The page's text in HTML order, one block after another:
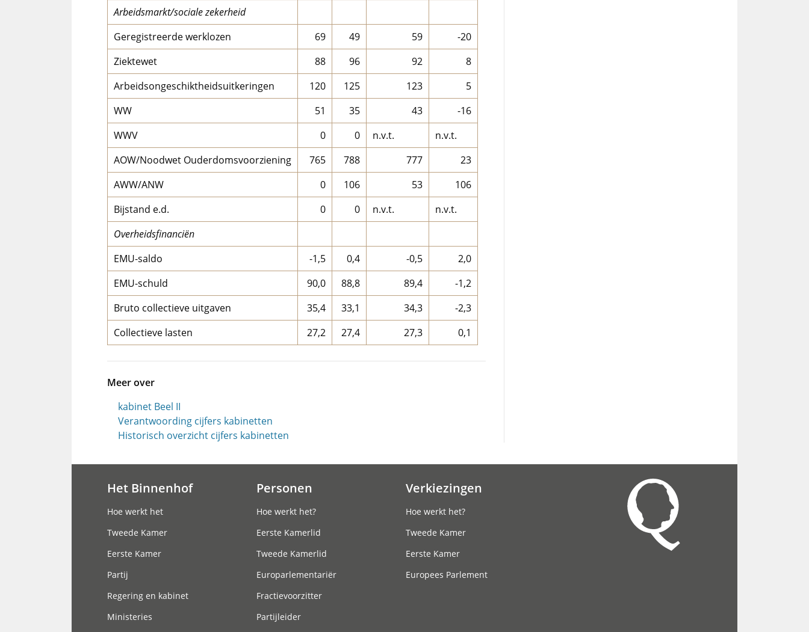
Arbeidsmarkt/sociale zekerheid
Geregistreerde werklozen
69 49 59
-20
Ziektewet
88 96 92
8
Arbeidsongeschiktheidsuitkeringen
120 125 123
5
WW
51 35 43
-16
WWV
0 0 n.v.t.
n.v.t.
AOW/Noodwet Ouderdomsvoorziening
765 788 777
23
AWW/ANW
0 106 53
106
Bijstand e.d.
0 0 n.v.t.
n.v.t.
Overheidsfinanciën
EMU-saldo
-1,5 0,4 -0,5
2,0
EMU-schuld
90,0 88,8 89,4
-1,2
Bruto collectieve uitgaven
35,4 33,1 34,3
-2,3
Collectieve lasten
27,2 27,4 27,3 0,1
Meer over
kabinet Beel II
Verantwoording cijfers kabinetten
Historisch overzicht cijfers kabinetten
Het Binnenhof
Hoe werkt het
Tweede Kamer
Eerste Kamer
Partij
Regering en kabinet
Ministeries
Personen
Hoe werkt het?
Eerste Kamerlid
Tweede Kamerlid
Europarlementariër
Fractievoorzitter
Partijleider
Verkiezingen
Hoe werkt het?
Tweede Kamer
Eerste Kamer
Europees Parlement